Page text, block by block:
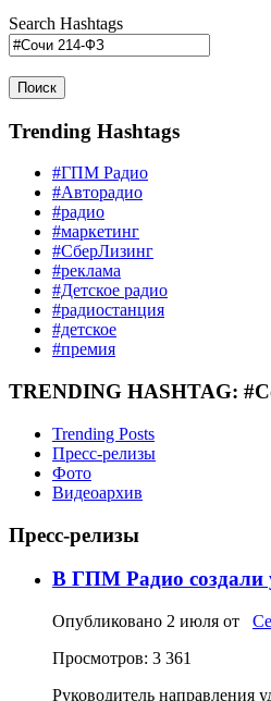
Search Hashtags
Поиск
Trending Hashtags
#ГПМ Радио
#Авторадио
#радио
#маркетинг
#СберЛизинг
#реклама
#Детское радио
#радиостанция
#детское
#премия
TRENDING HASHTAG:
Trending Posts
Пресс-релизы
Фото
Видеоархив
Пресс-релизы
В ГПМ Радио создали
Опубликовано 2 июля от
Просмотров: 3 361
Руководитель